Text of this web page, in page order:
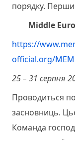
порядку.
Middle
https://
official.org/
25 – 31 серпня
Проводиться по
засновниць.
Команда